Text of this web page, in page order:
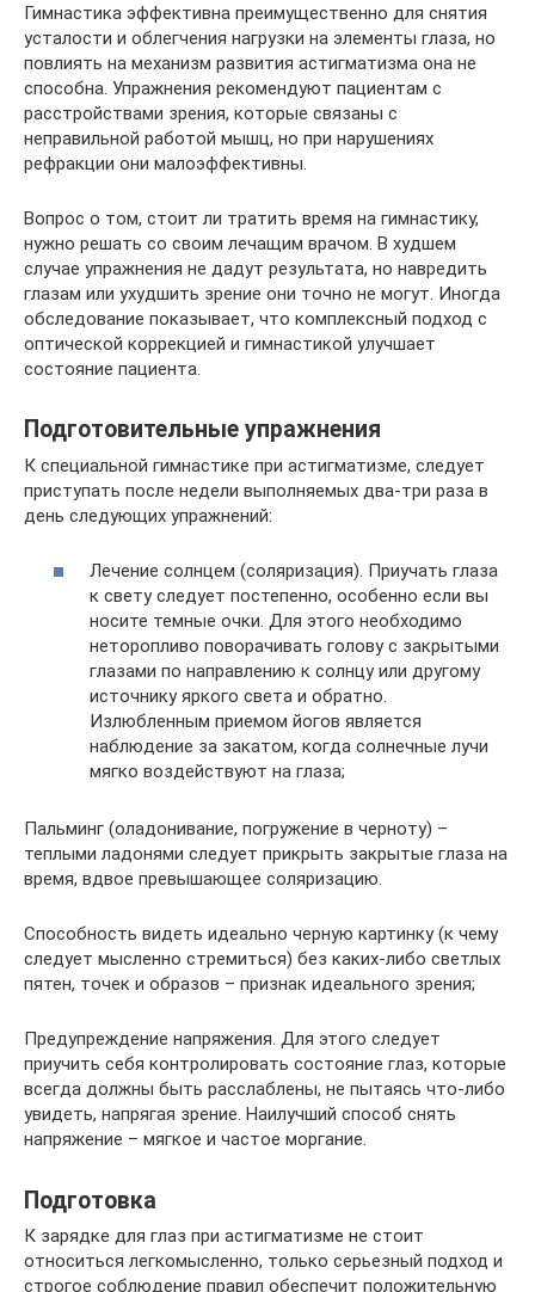
Гимнастика эффективна преимущественно для снятия
усталости и облегчения нагрузки на элементы глаза, но
повлиять на механизм развития астигматизма она не
способна. Упражнения рекомендуют пациентам с
расстройствами зрения, которые связаны с
неправильной работой мышц, но при нарушениях
рефракции они малоэффективны.
Вопрос о том, стоит ли тратить время на гимнастику,
нужно решать со своим лечащим врачом. В худшем
случае упражнения не дадут результата, но навредить
глазам или ухудшить зрение они точно не могут. Иногда
обследование показывает, что комплексный подход с
оптической коррекцией и гимнастикой улучшает
состояние пациента.
Подготовительные упражнения
К специальной гимнастике при астигматизме, следует
приступать после недели выполняемых два-три раза в
день следующих упражнений:
Лечение солнцем (соляризация). Приучать глаза
к свету следует постепенно, особенно если вы
носите темные очки. Для этого необходимо
неторопливо поворачивать голову с закрытыми
глазами по направлению к солнцу или другому
источнику яркого света и обратно.
Излюбленным приемом йогов является
наблюдение за закатом, когда солнечные лучи
мягко воздействуют на глаза;
Пальминг (оладонивание, погружение в черноту) –
теплыми ладонями следует прикрыть закрытые глаза на
время, вдвое превышающее соляризацию.
Способность видеть идеально черную картинку (к чему
следует мысленно стремиться) без каких-либо светлых
пятен, точек и образов – признак идеального зрения;
Предупреждение напряжения. Для этого следует
приучить себя контролировать состояние глаз, которые
всегда должны быть расслаблены, не пытаясь что-либо
увидеть, напрягая зрение. Наилучший способ снять
напряжение – мягкое и частое моргание.
Подготовка
К зарядке для глаз при астигматизме не стоит
относиться легкомысленно, только серьезный подход и
строгое соблюдение правил обеспечит положительную